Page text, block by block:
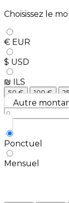
Choisissez le
€ EUR
$ USD
₪ ILS
50€ 100€
Autre
Ponctuel
Mensuel